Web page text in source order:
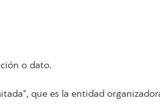
o dato.
que es la entidad